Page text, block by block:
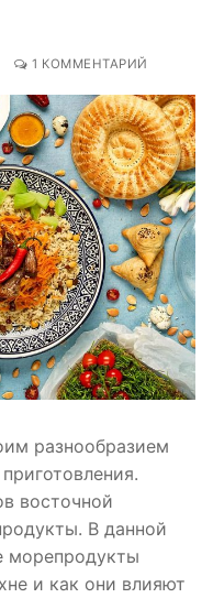
1 КОММЕНТАРИЙ
разнообразием
восточной
В данной
морепродукты
и как они влияют